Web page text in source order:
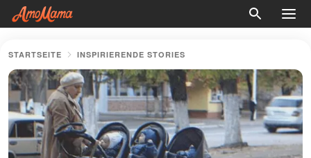
STARTSEITE INSPIRIERENDE STORIES